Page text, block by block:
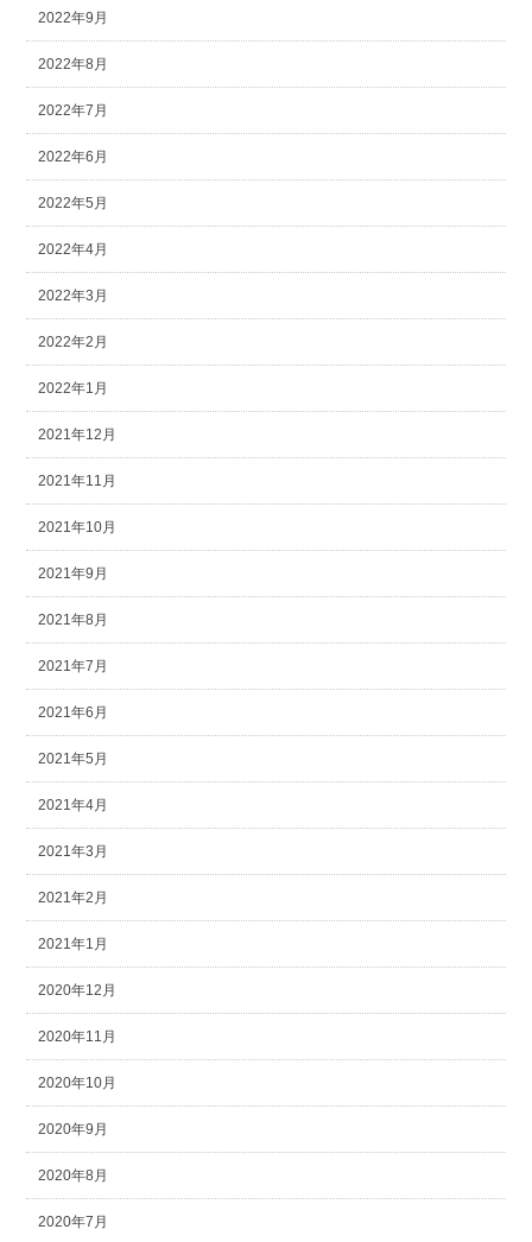
2022年9月
2022年8月
2022年7月
2022年6月
2022年5月
2022年4月
2022年3月
2022年2月
2022年1月
2021年12月
2021年11月
2021年10月
2021年9月
2021年8月
2021年7月
2021年6月
2021年5月
2021年4月
2021年3月
2021年2月
2021年1月
2020年12月
2020年11月
2020年10月
2020年9月
2020年8月
2020年7月